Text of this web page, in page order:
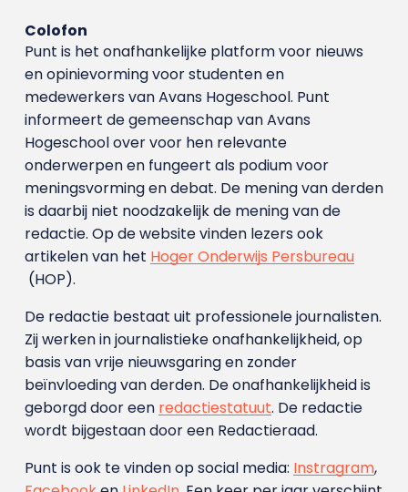
Colofon
Punt is het onafhankelijke platform voor nieuws
en opinievorming voor studenten en
medewerkers van Avans Hoge­school. Punt
informeert de gemeenschap van Avans
Hogeschool over voor hen relevante
onderwerpen en fungeert als podium voor
meningsvorming en debat. De mening van derden
is daarbij niet noodzakelijk de mening van de
redactie. Op de website vinden lezers ook
artikelen van het Hoger Onderwijs Persbureau
(HOP).
De redactie bestaat uit professionele journalisten.
Zij werken in journalistieke onafhankelijkheid, op
basis van vrije nieuwsgaring en zonder
beïnvloeding van derden. De onafhankelijkheid is
geborgd door een redactiestatuut. De redactie
wordt bijgestaan door een Redactieraad.
Punt is ook te vinden op social media: Instragram,